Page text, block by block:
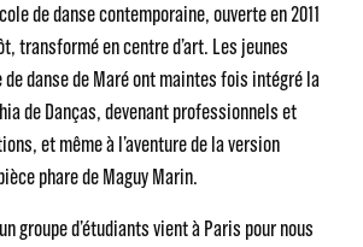
de danse contemporaine, ouverte en 2011
transformé en centre d’art. Les jeunes
de danse de Maré ont maintes fois intégré la
de Danças, devenant professionnels et
et même à l’aventure de la version
phare de Maguy Marin.
groupe d’étudiants vient à Paris pour nous